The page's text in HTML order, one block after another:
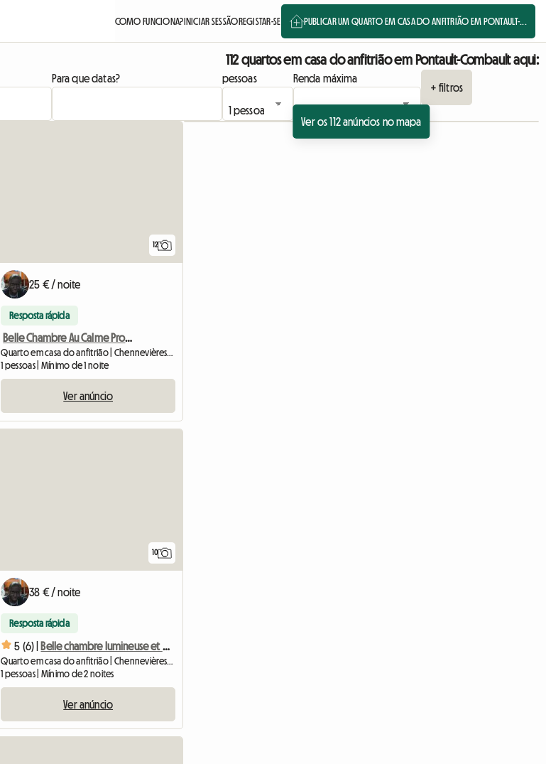
COMO FUNCIONA?INICIAR SESSÃOREGISTAR-SE PUBLICAR UM QUARTO EM CASA DO ANFITRIÃO EM PONTAULT-...
112 quartos em casa do anfitrião em Pontault-Combault aqui:
Para que datas? pessoas
Renda máxima
+ filtros
Ver os 112 anúncios no mapa
12
25 € / noite
Resposta rápida
Belle Chambre Au Calme Proche Des Transports
Quarto em casa do anfitrião | Chennevières-sur-Marne (94430) | 18 M2
1 pessoas | Mínimo de 1 noite
Ver anúncio
10
38 € / noite
Resposta rápida
5 (6) | Belle chambre lumineuse et chaleureuse au calme
Quarto em casa do anfitrião | Chennevières-sur-Marne (94430) | 20 M2
1 pessoas | Mínimo de 2 noites
Ver anúncio